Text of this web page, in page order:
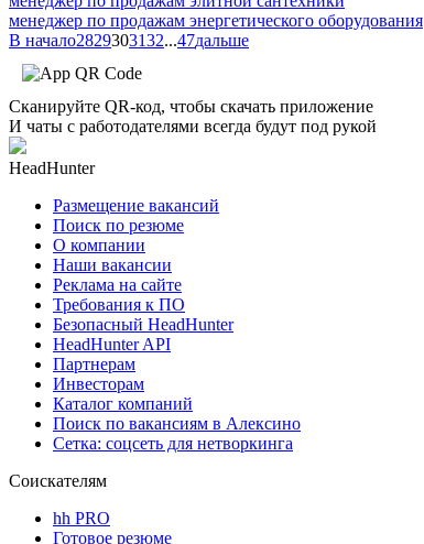
менеджер по продажам энергетического оборудования
В начало2829303132...47дальше
Сканируйте QR-код, чтобы скачать приложение
И чаты с работодателями всегда будут под рукой
HeadHunter
Размещение вакансий
Поиск по резюме
О компании
Наши вакансии
Реклама на сайте
Требования к ПО
Безопасный HeadHunter
HeadHunter API
Партнерам
Инвесторам
Каталог компаний
Поиск по вакансиям в Алексино
Сетка: соцсеть для нетворкинга
Соискателям
hh PRO
Готовое резюме